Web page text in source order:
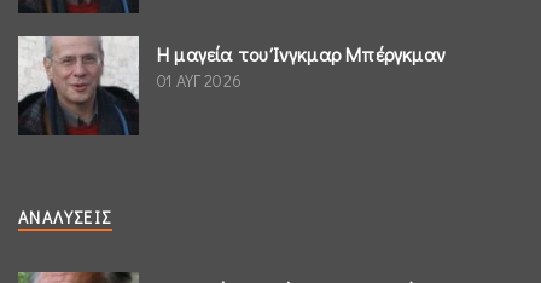
Η μαγεία του Ίνγκμαρ Μπέργκμαν
01 ΑΥΓ 2026
ΑΝΑΛΎΣΕΙΣ